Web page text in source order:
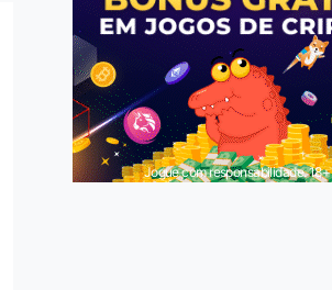
Jogue com responsabilidade. 18+